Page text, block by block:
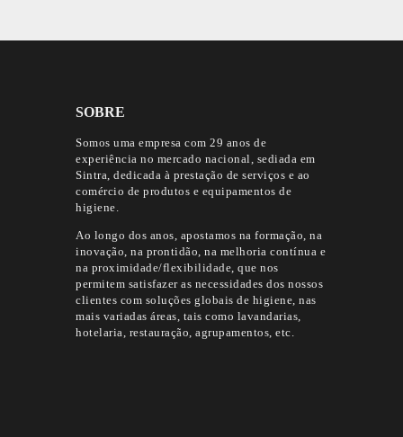
SOBRE
Somos uma empresa com 29 anos de
experiência no mercado nacional, sediada em
Sintra, dedicada à prestação de serviços e ao
comércio de produtos e equipamentos de
higiene.
Ao longo dos anos, apostamos na formação, na
inovação, na prontidão, na melhoria contínua e
na proximidade/flexibilidade, que nos
permitem satisfazer as necessidades dos nossos
clientes com soluções globais de higiene, nas
mais variadas áreas, tais como lavandarias,
hotelaria, restauração, agrupamentos, etc.